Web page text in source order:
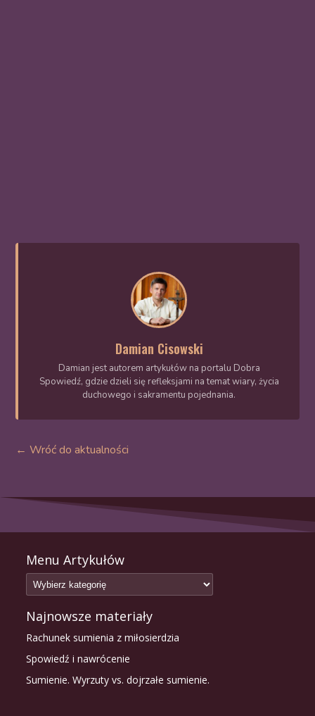
Damian Cisowski
Damian jest autorem artykułów na portalu Dobra
Spowiedź, gdzie dzieli się refleksjami na temat wiary, życia
duchowego i sakramentu pojednania.
← Wróć do aktualności
Menu Artykułów
Najnowsze materiały
Rachunek sumienia z miłosierdzia
Spowiedź i nawrócenie
Sumienie. Wyrzuty vs. dojrzałe sumienie.